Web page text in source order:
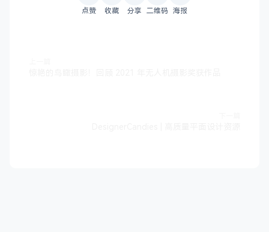
点赞 收藏 分享 二维码 海报